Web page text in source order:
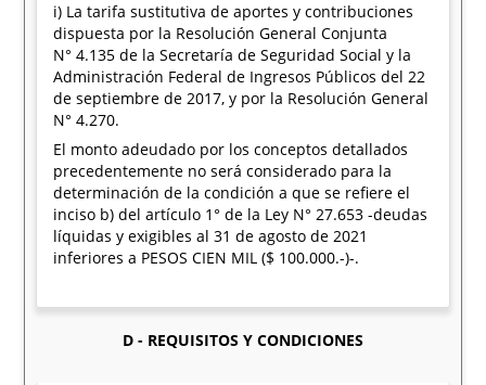
i) La tarifa sustitutiva de aportes y contribuciones
dispuesta por la Resolución General Conjunta
N° 4.135 de la Secretaría de Seguridad Social y la
Administración Federal de Ingresos Públicos del 22
de septiembre de 2017, y por la Resolución General
N° 4.270.
El monto adeudado por los conceptos detallados
precedentemente no será considerado para la
determinación de la condición a que se refiere el
inciso b) del artículo 1° de la Ley N° 27.653 -deudas
líquidas y exigibles al 31 de agosto de 2021
inferiores a PESOS CIEN MIL ($ 100.000.-)-.
D - REQUISITOS Y CONDICIONES